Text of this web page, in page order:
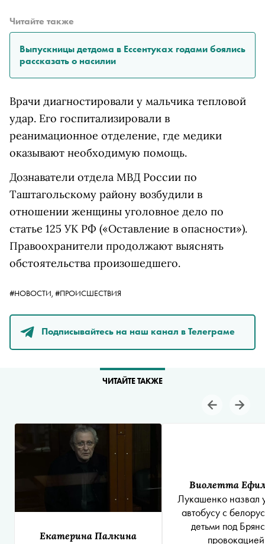
Читайте также
Выпускницы детдома в Ессентуках годами боялись
рассказать о насилии
Врачи диагностировали у мальчика тепловой
удар. Его госпитализировали в
реанимационное отделение, где медики
оказывают необходимую помощь.
Дознаватели отдела МВД России по
Таштагольскому району возбудили в
отношении женщины уголовное дело по
статье 125 УК РФ («Оставление в опасности»).
Правоохранители продолжают выяснять
обстоятельства произошедшего.
#НОВОСТИ, #ПРОИСШЕСТВИЯ
Подписывайтесь на наш канал в Телеграме
ЧИТАЙТЕ ТАКЖЕ
Екатерина Палкина
Виолетта
Лукашенко назвал
автобусу с
детьми под
провокацией